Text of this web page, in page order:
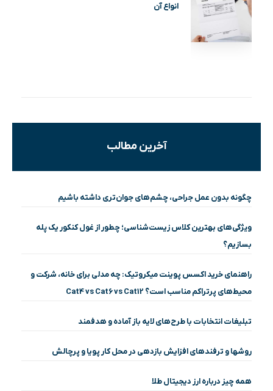
انواع آن
آخرین مطالب
چگونه بدون عمل جراحی، چشم‌های جوان‌تری داشته باشیم
ویژگی‌های بهترین کلاس زیست‌شناسی؛ چطور از غول کنکور یک پله
بسازیم؟
راهنمای خرید اکسس پوینت میکروتیک: چه مدلی برای خانه، شرکت و
محیط‌های پرتراکم مناسب است؟ Cat4 vs Cat6 vs Cat12
تبلیغات انتخابات با طرح‌های لایه باز آماده و هدفمند
روشها و ترفندهای افزایش بازدهی در محل کار پویا و پرچالش
همه چیز درباره ارز دیجیتال طلا